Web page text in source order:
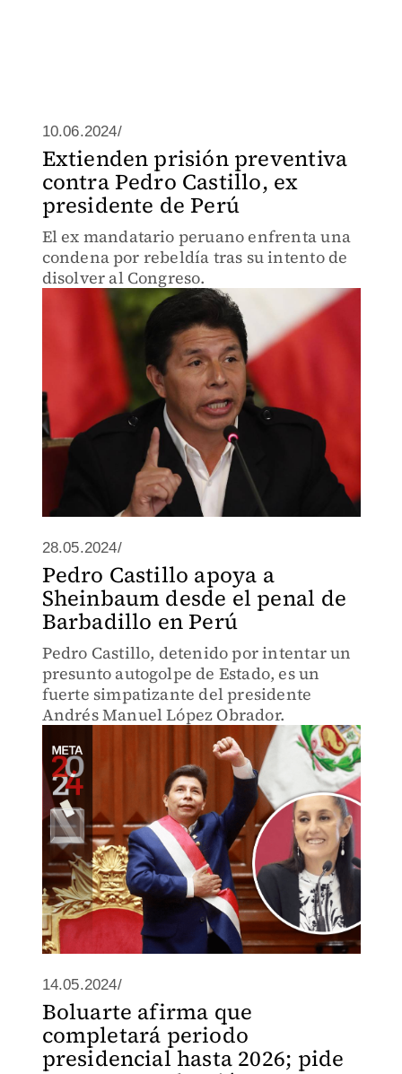
10.06.2024/
Extienden prisión preventiva
contra Pedro Castillo, ex
presidente de Perú
El ex mandatario peruano enfrenta una
condena por rebeldía tras su intento de
disolver al Congreso.
28.05.2024/
Pedro Castillo apoya a
Sheinbaum desde el penal de
Barbadillo en Perú
Pedro Castillo, detenido por intentar un
presunto autogolpe de Estado, es un
fuerte simpatizante del presidente
Andrés Manuel López Obrador.
14.05.2024/
Boluarte afirma que
completará periodo
presidencial hasta 2026; pide